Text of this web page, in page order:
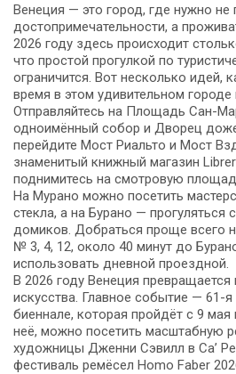
Венеция — это город, где нужно не
достопримечательности, а
2026 году здесь происходит
что простой прогулкой по
ограничится. Вот несколько идей,
время в этом удивительном городе
Отправляйтесь на Площадь Сан-
одноимённый собор и Дворец
перейдите Мост Риальто и Мост
знаменитый книжный магазин
поднимитесь на смотровую
На Мурано можно посетить
стекла, а на Бурано — прогуляться
домиков. Добраться проще всего
№ 3, 4, 12, около 40 минут до
использовать дневной проездной.
В 2026 году Венеция
искусства. Главное событие — 61-
биеннале, которая пройдёт с 9
неё, можно посетить масштабную
художницы Дженни Сэвилл в Ca’
фестиваль ремёсел Homo Faber